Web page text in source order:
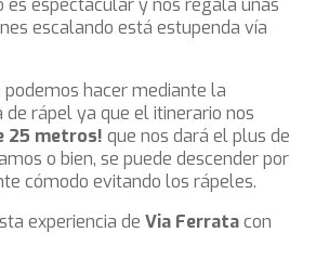
es espectacular y nos regala unas
escalando está estupenda vía
hacer mediante la
rápel ya que el itinerario nos
25 metros! que nos dará el plus de
o bien, se puede descender por
cómodo evitando los rápeles.
experiencia de Via Ferratacon